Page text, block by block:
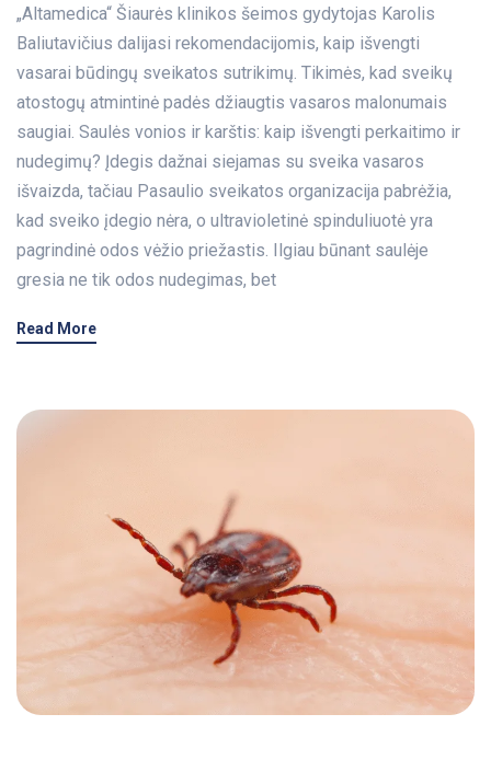
„Altamedica“ Šiaurės klinikos šeimos gydytojas Karolis
Baliutavičius dalijasi rekomendacijomis, kaip išvengti
vasarai būdingų sveikatos sutrikimų. Tikimės, kad sveikų
atostogų atmintinė padės džiaugtis vasaros malonumais
saugiai. Saulės vonios ir karštis: kaip išvengti perkaitimo ir
nudegimų? Įdegis dažnai siejamas su sveika vasaros
išvaizda, tačiau Pasaulio sveikatos organizacija pabrėžia,
kad sveiko įdegio nėra, o ultravioletinė spinduliuotė yra
pagrindinė odos vėžio priežastis. Ilgiau būnant saulėje
gresia ne tik odos nudegimas, bet
Read More